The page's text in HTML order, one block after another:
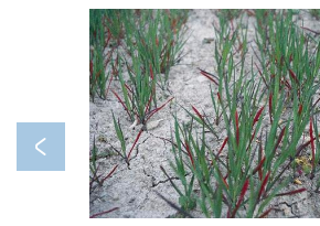
Previous